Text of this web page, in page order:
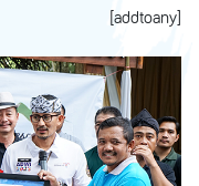
[addtoany]